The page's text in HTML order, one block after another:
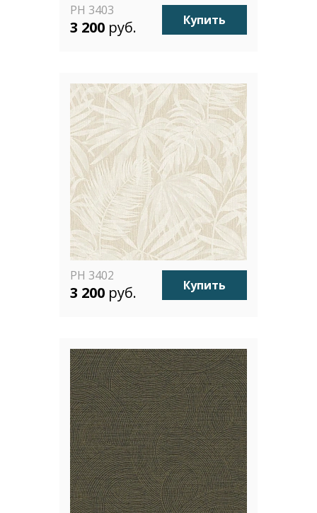
PH 3403
3 200 руб. Купить
PH 3402
3 200 руб. Купить